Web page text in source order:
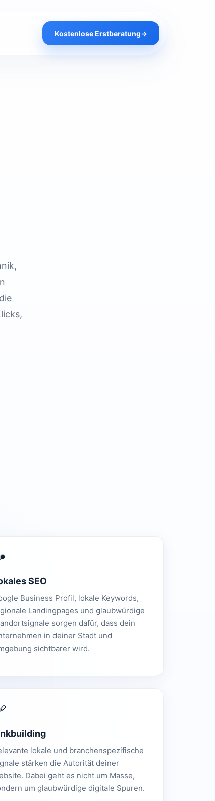
Kostenlose Erstberatung→
SEO
Business Profil, lokale Keywords,
Landingpages und glaubwürdige
sorgen dafür, dass dein
in deiner Stadt und
sichtbarer wird.
lokale und branchenspezifische
stärken die Autorität deiner
Dabei geht es nicht um Masse,
um glaubwürdige digitale Spuren.